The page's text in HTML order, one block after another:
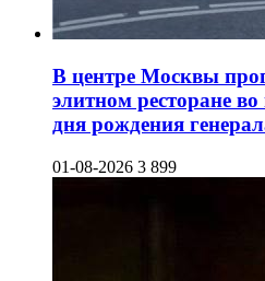
В центре Москвы
элитном ресторане
дня рождения
01-08-2026 3 899